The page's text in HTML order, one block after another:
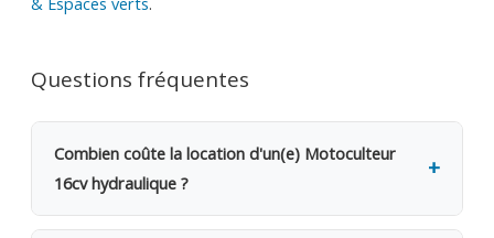
Questions fréquentes
Combien coûte la location d'un(e) Motoculteur
16cv hydraulique ?
La location d'un(e) Motoculteur 16cv hydraulique